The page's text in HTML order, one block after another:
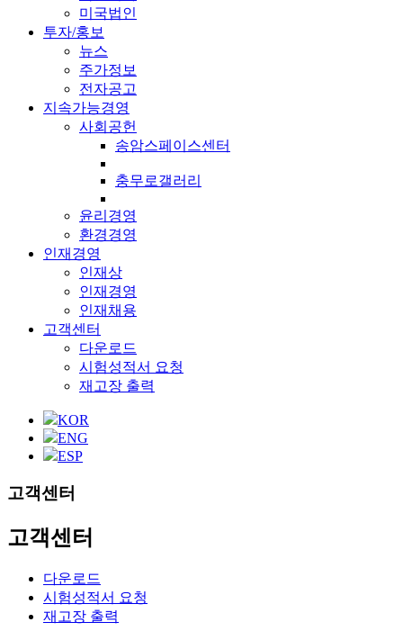
미국법인
투자/홍보
뉴스
주가정보
전자공고
지속가능경영
사회공헌
송암스페이스센터
충무로갤러리
윤리경영
환경경영
인재경영
인재상
인재경영
인재채용
고객센터
다운로드
시험성적서 요청
재고장 출력
KOR
ENG
ESP
고객센터
고객센터
다운로드
시험성적서 요청
재고장 출력